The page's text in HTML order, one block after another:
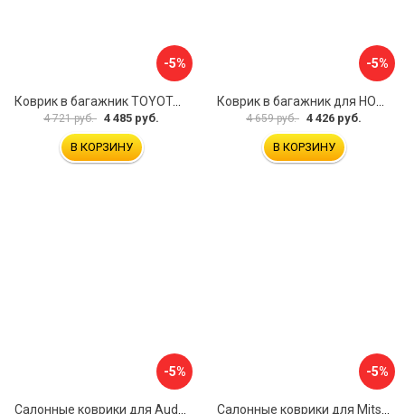
-5%
Коврик в багажник TOYOTA Land Cruiser 200, 2012- 5 мест, внед. ELEMENT CARTYT00010
4 721 руб. 4 485 руб.
В КОРЗИНУ
-5%
Коврик в багажник для HONDA CR-V 2017- г.в., кроссовер, верхний ELEMENT ELEMENT1840B13
4 659 руб. 4 426 руб.
В КОРЗИНУ
-5% -5%